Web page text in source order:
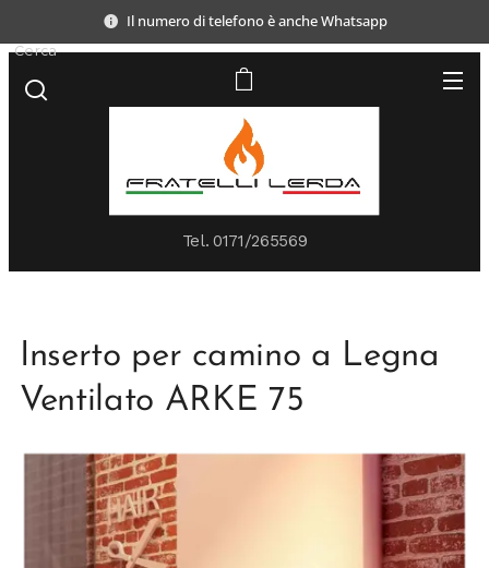
Il numero di telefono è anche Whatsapp
Tel. 0171/265569
Cerca
Inserto per camino a Legna
Ventilato ARKE 75